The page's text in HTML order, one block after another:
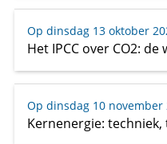
Op dinsdag 13 oktober
Op dinsdag 10 november